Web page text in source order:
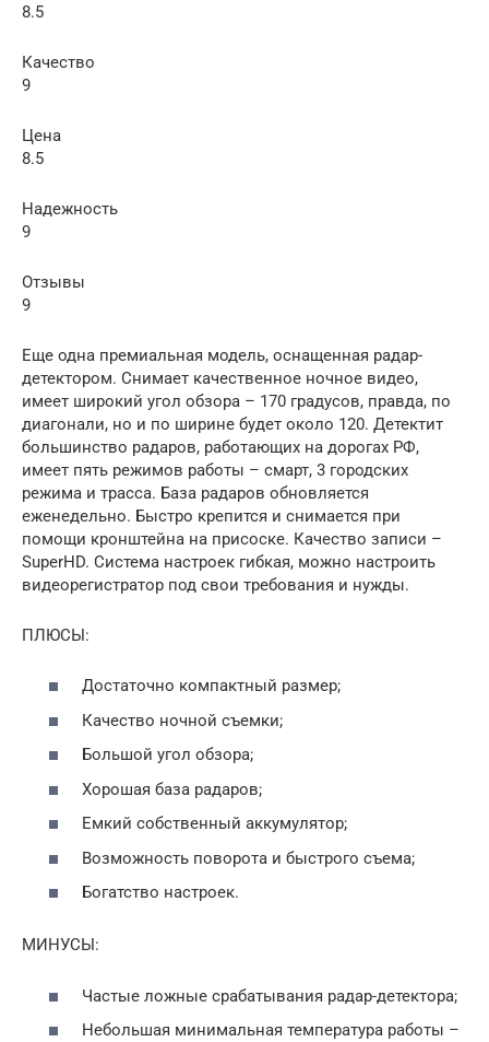
8.5
Качество
9
Цена
8.5
Надежность
9
Отзывы
9
Еще одна премиальная модель, оснащенная радар-
детектором. Снимает качественное ночное видео,
имеет широкий угол обзора – 170 градусов, правда, по
диагонали, но и по ширине будет около 120. Детектит
большинство радаров, работающих на дорогах РФ,
имеет пять режимов работы – смарт, 3 городских
режима и трасса. База радаров обновляется
еженедельно. Быстро крепится и снимается при
помощи кронштейна на присоске. Качество записи –
SuperHD. Система настроек гибкая, можно настроить
видеорегистратор под свои требования и нужды.
ПЛЮСЫ:
Достаточно компактный размер;
Качество ночной съемки;
Большой угол обзора;
Хорошая база радаров;
Емкий собственный аккумулятор;
Возможность поворота и быстрого съема;
Богатство настроек.
МИНУСЫ:
Частые ложные срабатывания радар-детектора;
Небольшая минимальная температура работы –